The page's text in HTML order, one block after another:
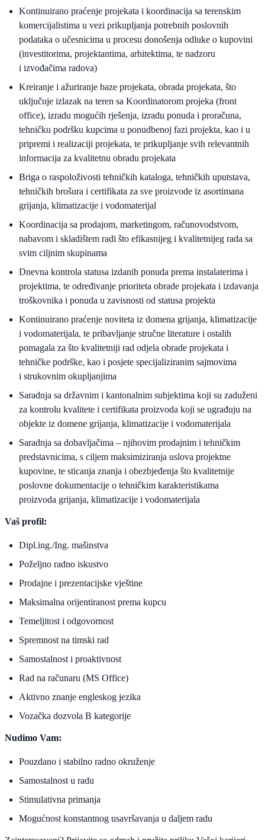
Kontinuirano praćenje projekata i koordinacija sa terenskim
komercijalistima u vezi prikupljanja potrebnih poslovnih
podataka o učesnicima u procesu donošenja odluke o kupovini
(investitorima, projektantima, arhitektima, te nadzoru
i izvođačima radova)
Kreiranje i ažuriranje baze projekata, obrada projekata, što
uključuje izlazak na teren sa Koordinatorom projeka (front
office), izradu mogućih rješenja, izradu ponuda i proračuna,
tehničku podršku kupcima u ponudbenoj fazi projekta, kao i u
pripremi i realizaciji projekata, te prikupljanje svih relevantnih
informacija za kvalitetnu obradu projekata
Briga o raspoloživosti tehničkih kataloga, tehničkih uputstava,
tehničkih brošura i certifikata za sve proizvode iz asortimana
grijanja, klimatizacije i vodomaterijal
Koordinacija sa prodajom, marketingom, računovodstvom,
nabavom i skladištem radi što efikasnijeg i kvalitetnijeg rada sa
svim ciljnim skupinama
Dnevna kontrola statusa izdanih ponuda prema instalaterima i
projektima, te određivanje prioriteta obrade projekata i izdavanja
troškovnika i ponuda u zavisnosti od statusa projekta
Kontinuirano praćenje noviteta iz domena grijanja, klimatizacije
i vodomaterijala, te pribavljanje stručne literature i ostalih
pomagala za što kvalitetniji rad odjela obrade projekata i
tehničke podrške, kao i posjete specijaliziranim sajmovima
i strukovnim okupljanjima
Saradnja sa državnim i kantonalnim subjektima koji su zaduženi
za kontrolu kvalitete i certifikata proizvoda koji se ugrađuju na
objekte iz domene grijanja, klimatizacije i vodomaterijala
Saradnja sa dobavljačima – njihovim prodajnim i tehničkim
predstavnicima, s ciljem maksimiziranja uslova projektne
kupovine, te sticanja znanja i obezbjeđenja što kvalitetnije
poslovne dokumentacije o tehničkim karakteristikama
proizvoda grijanja, klimatizacije i vodomaterijala
Vaš profil:
Dipl.ing./Ing. mašinstva
Poželjno radno iskustvo
Prodajne i prezentacijske vještine
Maksimalna orijentiranost prema kupcu
Temeljitost i odgovornost
Spremnost na timski rad
Samostalnost i proaktivnost
Rad na računaru (MS Office)
Aktivno znanje engleskog jezika
Vozačka dozvola B kategorije
Nudimo Vam:
Pouzdano i stabilno radno okruženje
Samostalnost u radu
Stimulativna primanja
Mogućnost konstantnog usavršavanja u daljem radu